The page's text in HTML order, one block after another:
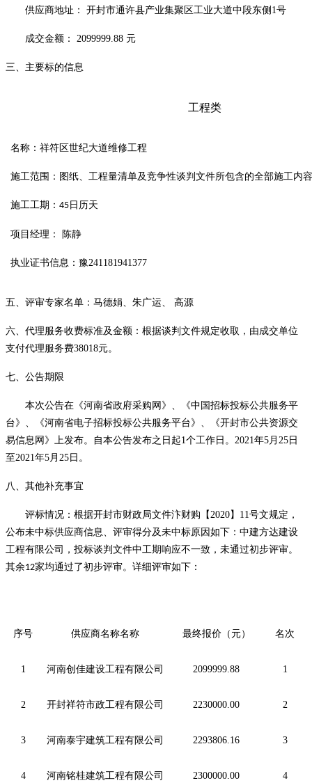
供应商地址： 开封市通许县产业集聚区工业大道中段东侧 1号
成交金额： 2099999.88 元
三、主要标的信息
工程类
名称： 祥符区世纪大道维修工程
施工范围： 图纸、工程量清单及竞争性谈判文件所包含的全部施工内容
施工工期： 45 日历天
项目经理： 陈静
执业证书信息：豫241181941377
五、评审专家名单：马德娟、 朱广运、 高源
六、代理服务收费标准及金额：根据谈判文件规定收取，由成交单位
支付代理服务费38018元。
七、公告期限
本次公告在《河南省政府采购网》、《中国招标投标公共服务平
台》、《河南省电子招标投标公共服务平台》、《开封市公共资源交
易信息网》上发布。
自本公告发布之日起1个工作日。2021年5月25日
至2021年5月25日。
八、 其他补充事宜
评标情况：根据开封市财政局文件汴财购【2020】11号文规定，
公布未中标供应商信息、评审得分及未中标原因如下： 中建方达建设
工程有限公司，投标谈判文件中工期响应不一致，未通过初步评审。
其余12家均通过了初步评审。详细评审如下：
序号 供应商名称名称 最终报价（元） 名次
1 河南创佳建设工程有限公司 2099999.88 1
2 开封祥符市政工程有限公司 2230000.00 2
3 河南泰宇建筑工程有限公司 2293806.16 3
4 河南铭桂建筑工程有限公司 2300000.00 4